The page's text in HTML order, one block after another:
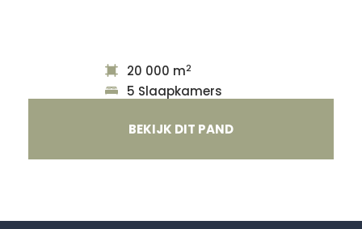
20 000 m2
5 Slaapkamers
BEKIJK DIT PAND